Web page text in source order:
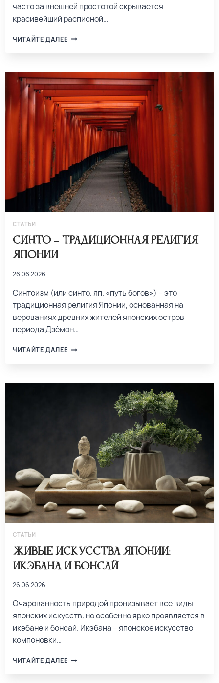
часто за внешней простотой скрывается
красивейший расписной…
ЧИТАЙТЕ ДАЛЕЕ
СТАТЬИ
Синто – традиционная религия
Японии
26.06.2026
Синтоизм (или синто, яп. «путь богов») – это
традиционная религия Японии, основанная на
верованиях древних жителей японских остров
периода Дзёмон…
ЧИТАЙТЕ ДАЛЕЕ
СТАТЬИ
Живые искусства Японии:
икэбана и бонсай
26.06.2026
Очарованность природой пронизывает все виды
японских искусств, но особенно ярко проявляется в
икэбане и бонсай. Икэбана – японское искусство
компоновки…
ЧИТАЙТЕ ДАЛЕЕ